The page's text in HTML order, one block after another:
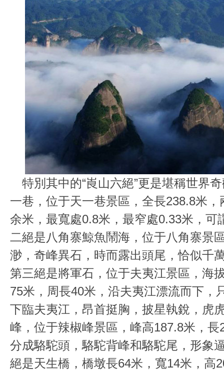
特別其中的“崀山六絕”更是堪稱世界
一巷，位于天一巷景區，全長238.8米
余米，最寬處0.8米，最窄處0.33米，可
二絕是八角寨鯨魚鬧海，位于八角寨景
渺，奇峰異石，時而露出頭尾，恰似千
第三絕是將軍石，位于夫夷江景區，海
75米，周長40米，沿夫夷江漂流而下，
下臨夫夷江，昂首挺胸，披星執銳，虎
峰，位于辣椒峰景區，峰高187.8米，
分成駱駝頭，駱駝背峰和駱駝尾，形象
絕是天生橋，橋墩長64米，寬14米，高